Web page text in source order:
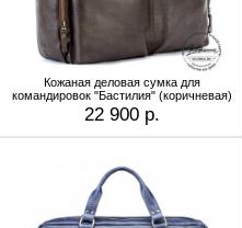
Кожаная деловая сумка для
командировок "Бастилия" (коричневая)
22 900 р.